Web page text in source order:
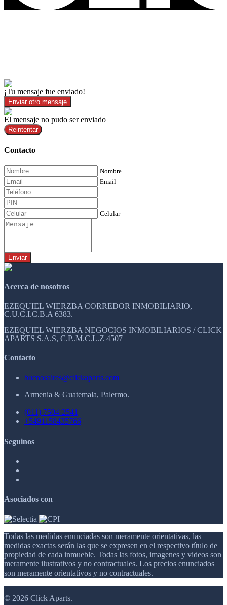
¡Tu mensaje fue enviado!
Enviar otro mensaje
El mensaje no pudo ser enviado
Reintentar
Contacto
Nombre
Email
Celular
Enviar
Acerca de nosotros
EZEQUIEL WIERZBA CORREDOR INMOBILIARIO,
C.U.C.I.C.B.A 6383.
EZEQUIEL WIERZBA NEGOCIOS INMOBILIARIOS / CLICK
APARTS S.A.S, C.P..M.C.L.Z 4507
Contacto
buenosaires@clickaparts.com
Armenia & Guatemala, Palermo.
(011) 7504-2541
+5491158435766
Seguinos
Asociados con
Todas las medidas enunciadas son meramente orientativas, las
medidas exactas serán las que se expresen en el respectivo título de
propiedad de cada inmueble. Todas las fotos, imagenes y videos son
meramente ilustrativos y no contractuales. Los precios enunciados
son meramente orientativos y no contractuales.
© 2026 Click Aparts.